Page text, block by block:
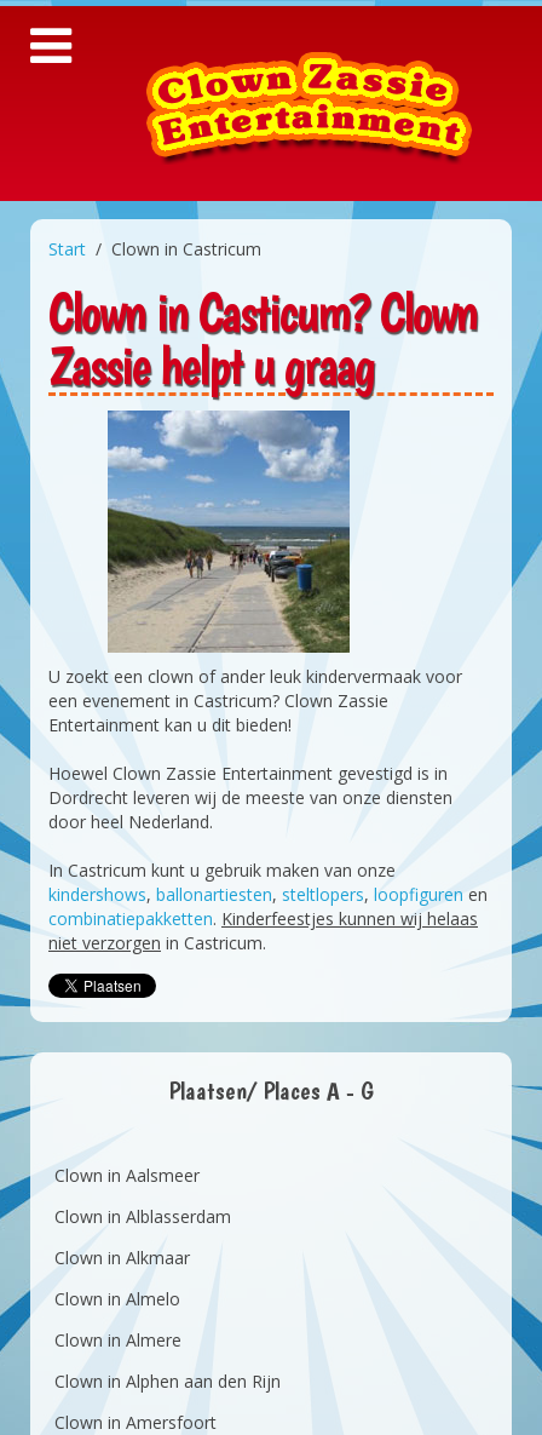
Start Clown in Castricum
Clown in Casticum? Clown
Zassie helpt u graag
U zoekt een clown of ander leuk kindervermaak voor
een evenement in Castricum? Clown Zassie
Entertainment kan u dit bieden!
Hoewel Clown Zassie Entertainment gevestigd is in
Dordrecht leveren wij de meeste van onze diensten
door heel Nederland.
In Castricum kunt u gebruik maken van onze
kindershows, ballonartiesten, steltlopers, loopfiguren en
combinatiepakketten. Kinderfeestjes kunnen wij helaas
niet verzorgen in Castricum.
Plaatsen/ Places A - G
Clown in Aalsmeer
Clown in Alblasserdam
Clown in Alkmaar
Clown in Almelo
Clown in Almere
Clown in Alphen aan den Rijn
Clown in Amersfoort